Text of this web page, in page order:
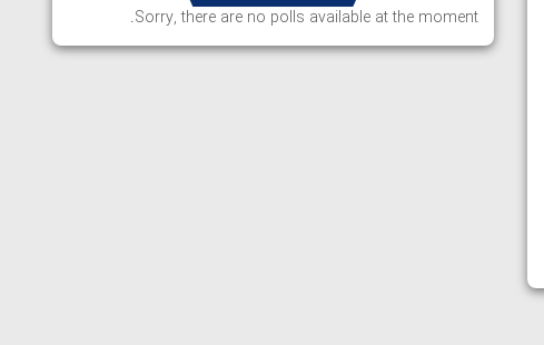
Sorry, there are no polls available at the moment.